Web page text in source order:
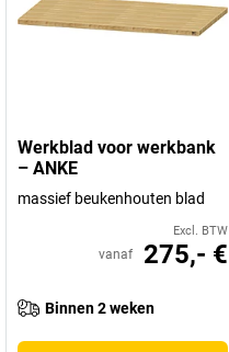
Werkblad voor werkbank
– ANKE
massief beukenhouten blad
Excl. BTW
vanaf 275,- €
Binnen 2 weken